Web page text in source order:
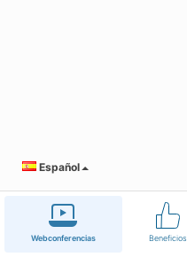
Webconferencias Beneficios
Español